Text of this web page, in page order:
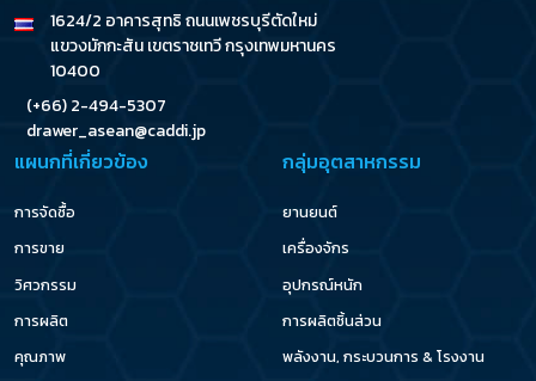
1624/2 อาคารสุทธิ ถนนเพชรบุรีตัดใหม่
แขวงมักกะสัน เขตราชเทวี กรุงเทพมหานคร
10400
(+66) 2-494-5307
drawer_asean@caddi.jp
แผนกที่เกี่ยวข้อง
การจัดซื้อ
การขาย
วิศวกรรม
การผลิต
คุณภาพ
กลุ่มอุตสาหกรรม
ยานยนต์
เครื่องจักร
อุปกรณ์หนัก
การผลิตชิ้นส่วน
พลังงาน, กระบวนการ & โรงงาน